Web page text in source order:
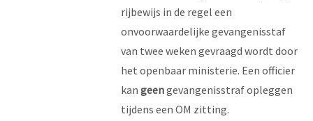
rijbewijs in de regel een
onvoorwaardelijke gevangenisstaf
van twee weken gevraagd wordt door
het openbaar ministerie. Een officier
kangeengevangenisstraf opleggen
tijdens een OM zitting.